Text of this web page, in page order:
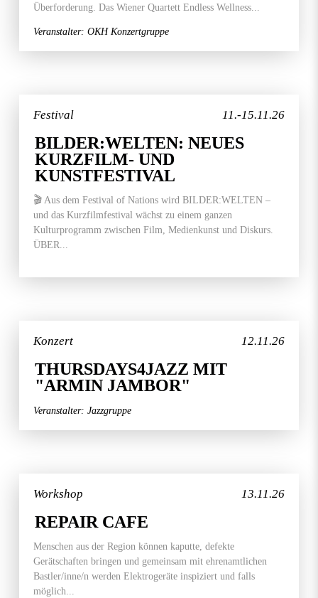
Überforderung. Das Wiener Quartett Endless Wellness...
Veranstalter: OKH Konzertgruppe
11.-15.11.26
Festival
BILDER:WELTEN: NEUES
KURZFILM- UND
KUNSTFESTIVAL
🎬 Aus dem Festival of Nations wird BILDER:WELTEN –
und das Kurzfilmfestival wächst zu einem ganzen
Kulturprogramm zwischen Film, Medienkunst und Diskurs.
ÜBER...
12.11.26
Konzert
THURSDAYS4JAZZ MIT
"ARMIN JAMBOR"
Veranstalter: Jazzgruppe
13.11.26
Workshop
REPAIR CAFE
Menschen aus der Region können kaputte, defekte
Gerätschaften bringen und gemeinsam mit ehrenamtlichen
Bastler/inne/n werden Elektrogeräte inspiziert und falls
möglich...